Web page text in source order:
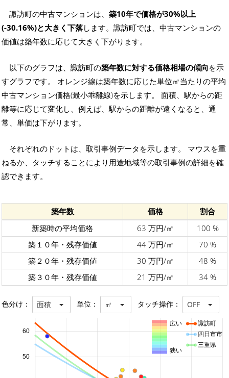
諏訪町の中古マンションは、 築10年で価格が30%以上
(-30.16%)と大きく下落します。諏訪町では、中古マンションの
価値は築年数に応じて大きく下がります。
以下のグラフは、諏訪町の築年数に対する価格相場の傾向を示
すグラフです。 オレンジ線は築年数に応じた単位㎡当たりの平均
中古マンション価格(最小乖離線)を示します。 面積、駅からの距
離等に応じて変化し、例えば、駅からの距離が遠くなると、通
常、単価は下がります。
それぞれのドットは、取引事例データを示します。 マウスを重
ねるか、タッチすることにより用途地域等の取引事例の詳細を確
認できます。
築年数 価格
割合
新築時の平均価格
63 万円/㎡
100 %
築１０年・残存価値
44 万円/㎡
70 %
築２０年・残存価値
30 万円/㎡
48 %
築３０年・残存価値
21 万円/㎡ 34 %
色分け： 面積 単位： ㎡ タッチ操作： OFF
50
60
諏訪町
四日市市
三重県
広い
狭い